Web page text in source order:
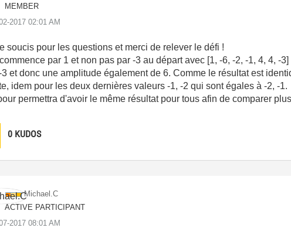
MEMBER
2017 02:01 AM
soucis pour les questions et merci de relever le défi !
par 1 et non pas par -3 au départ avec [1, -6, -2, -1, 4, 4, -
3 et donc une amplitude également de 6. Comme le résultat est
idem pour les deux dernières valeurs -1, -2 qui sont égales à -2, -1.
permettra d'avoir le même résultat pour tous afin de comparer
0 KUDOS
Michael.C
ACTIVE PARTICIPANT
2017 08:01 AM